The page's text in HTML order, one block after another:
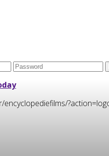
encyclopediefilms/